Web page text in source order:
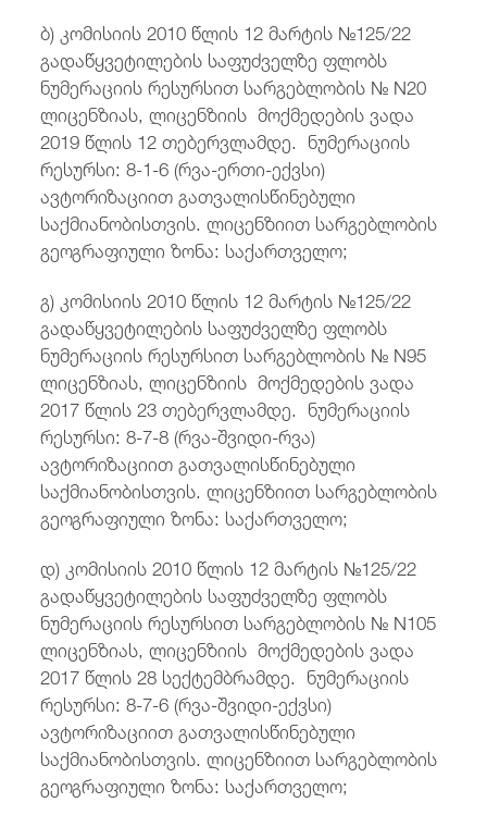
ბ) კომისიის 2010 წლის 12 მარტის №125/22
გადაწყვეტილების საფუძველზე ფლობს
ნუმერაციის რესურსით სარგებლობის № N20
ლიცენზიას, ლიცენზიის მოქმედების ვადა
2019 წლის 12 თებერვლამდე. ნუმერაციის
რესურსი: 8-1-6 (რვა-ერთი-ექვსი)
ავტორიზაციით გათვალისწინებული
საქმიანობისთვის. ლიცენზიით სარგებლობის
გეოგრაფიული ზონა: საქართველო;
გ) კომისიის 2010 წლის 12 მარტის №125/22
გადაწყვეტილების საფუძველზე ფლობს
ნუმერაციის რესურსით სარგებლობის № N95
ლიცენზიას, ლიცენზიის მოქმედების ვადა
2017 წლის 23 თებერვლამდე. ნუმერაციის
რესურსი: 8-7-8 (რვა-შვიდი-რვა)
ავტორიზაციით გათვალისწინებული
საქმიანობისთვის. ლიცენზიით სარგებლობის
გეოგრაფიული ზონა: საქართველო;
დ) კომისიის 2010 წლის 12 მარტის №125/22
გადაწყვეტილების საფუძველზე ფლობს
ნუმერაციის რესურსით სარგებლობის № N105
ლიცენზიას, ლიცენზიის მოქმედების ვადა
2017 წლის 28 სექტემბრამდე. ნუმერაციის
რესურსი: 8-7-6 (რვა-შვიდი-ექვსი)
ავტორიზაციით გათვალისწინებული
საქმიანობისთვის. ლიცენზიით სარგებლობის
გეოგრაფიული ზონა: საქართველო;